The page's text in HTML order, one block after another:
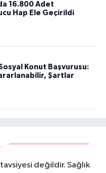
16.800 Adet
Hap Ele Geçirildi
Konut Başvurusu:
Şartlar
değildir. Sağlık